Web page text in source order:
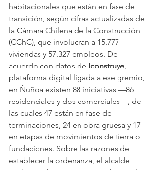
habitacionales que están en fase de
transición, según cifras actualizadas de
la Cámara Chilena de la Construcción
(CChC), que involucran a 15.777
viviendas y 57.327 empleos. De
acuerdo con datos de Iconstruye,
plataforma digital ligada a ese gremio,
en Ñuñoa existen 88 iniciativas —86
residenciales y dos comerciales—, de
las cuales 47 están en fase de
terminaciones, 24 en obra gruesa y 17
en etapas de movimientos de tierra o
fundaciones. Sobre las razones de
establecer la ordenanza, el alcalde